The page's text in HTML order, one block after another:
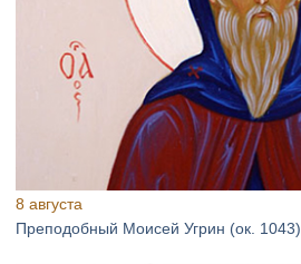
8 августа
Преподобный Моисей Угрин (ок. 1043)